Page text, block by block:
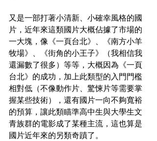
又是一部打著小清新、小確幸風格的國
片，近年來這類國片大概佔據了市場的
一大塊，像《一頁台北》、《南方小羊
牧場》、《街角的小王子》（我相信我
還漏數了很多）等等，大概因為《一頁
台北》的成功，加上此類型的入門門檻
相對低（不像動作片、驚悚片等需要掌
握某些技術），還有國片一向不夠寬裕
的預算，讓此類瞄準高中生與大學生文
青族群的電影成了某種主流，這也算是
國片近年來的另類奇蹟了。